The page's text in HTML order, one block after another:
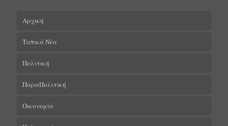
Αρχική
Τοπικά Νέα
Πολιτική
ΠαραΠολιτική
Οικονομία